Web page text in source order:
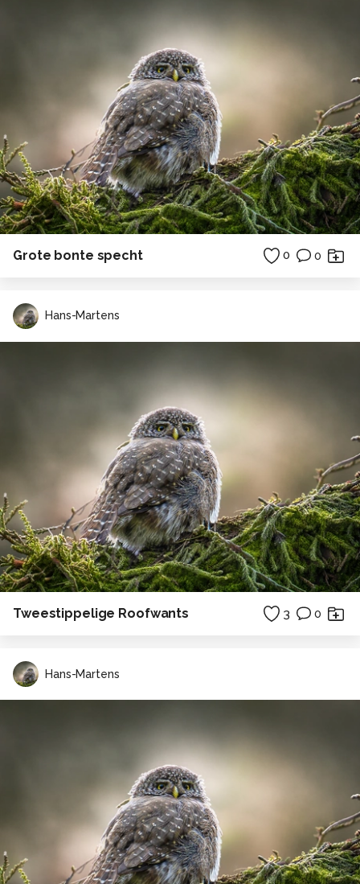
Grote bonte specht 0 0
Hans-Martens
Tweestippelige Roofwants 3 0
Hans-Martens